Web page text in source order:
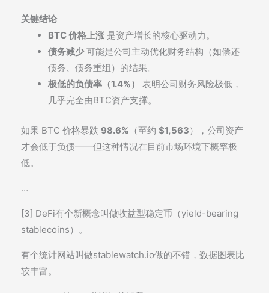
关键结论
BTC 价格上涨 是资产增长的核心驱动力。
债务减少可能是公司主动优化财务结构（如偿还
债务、债务重组）的结果。
极低的负债率（1.4%）
表明公司财务风险极低，
几乎完全由BTC资产支撑。
如果 BTC 价格暴跌 98.6% （至约 $1,563），公司资产
才会低于负债——但这种情况在目前市场环境下概率极
低。
…
[3] DeFi有个新概念叫做收益型稳定币（yield-bearing
stablecoins）。
有个统计网站叫做stablewatch.io做的不错，数据图表比
较丰富。